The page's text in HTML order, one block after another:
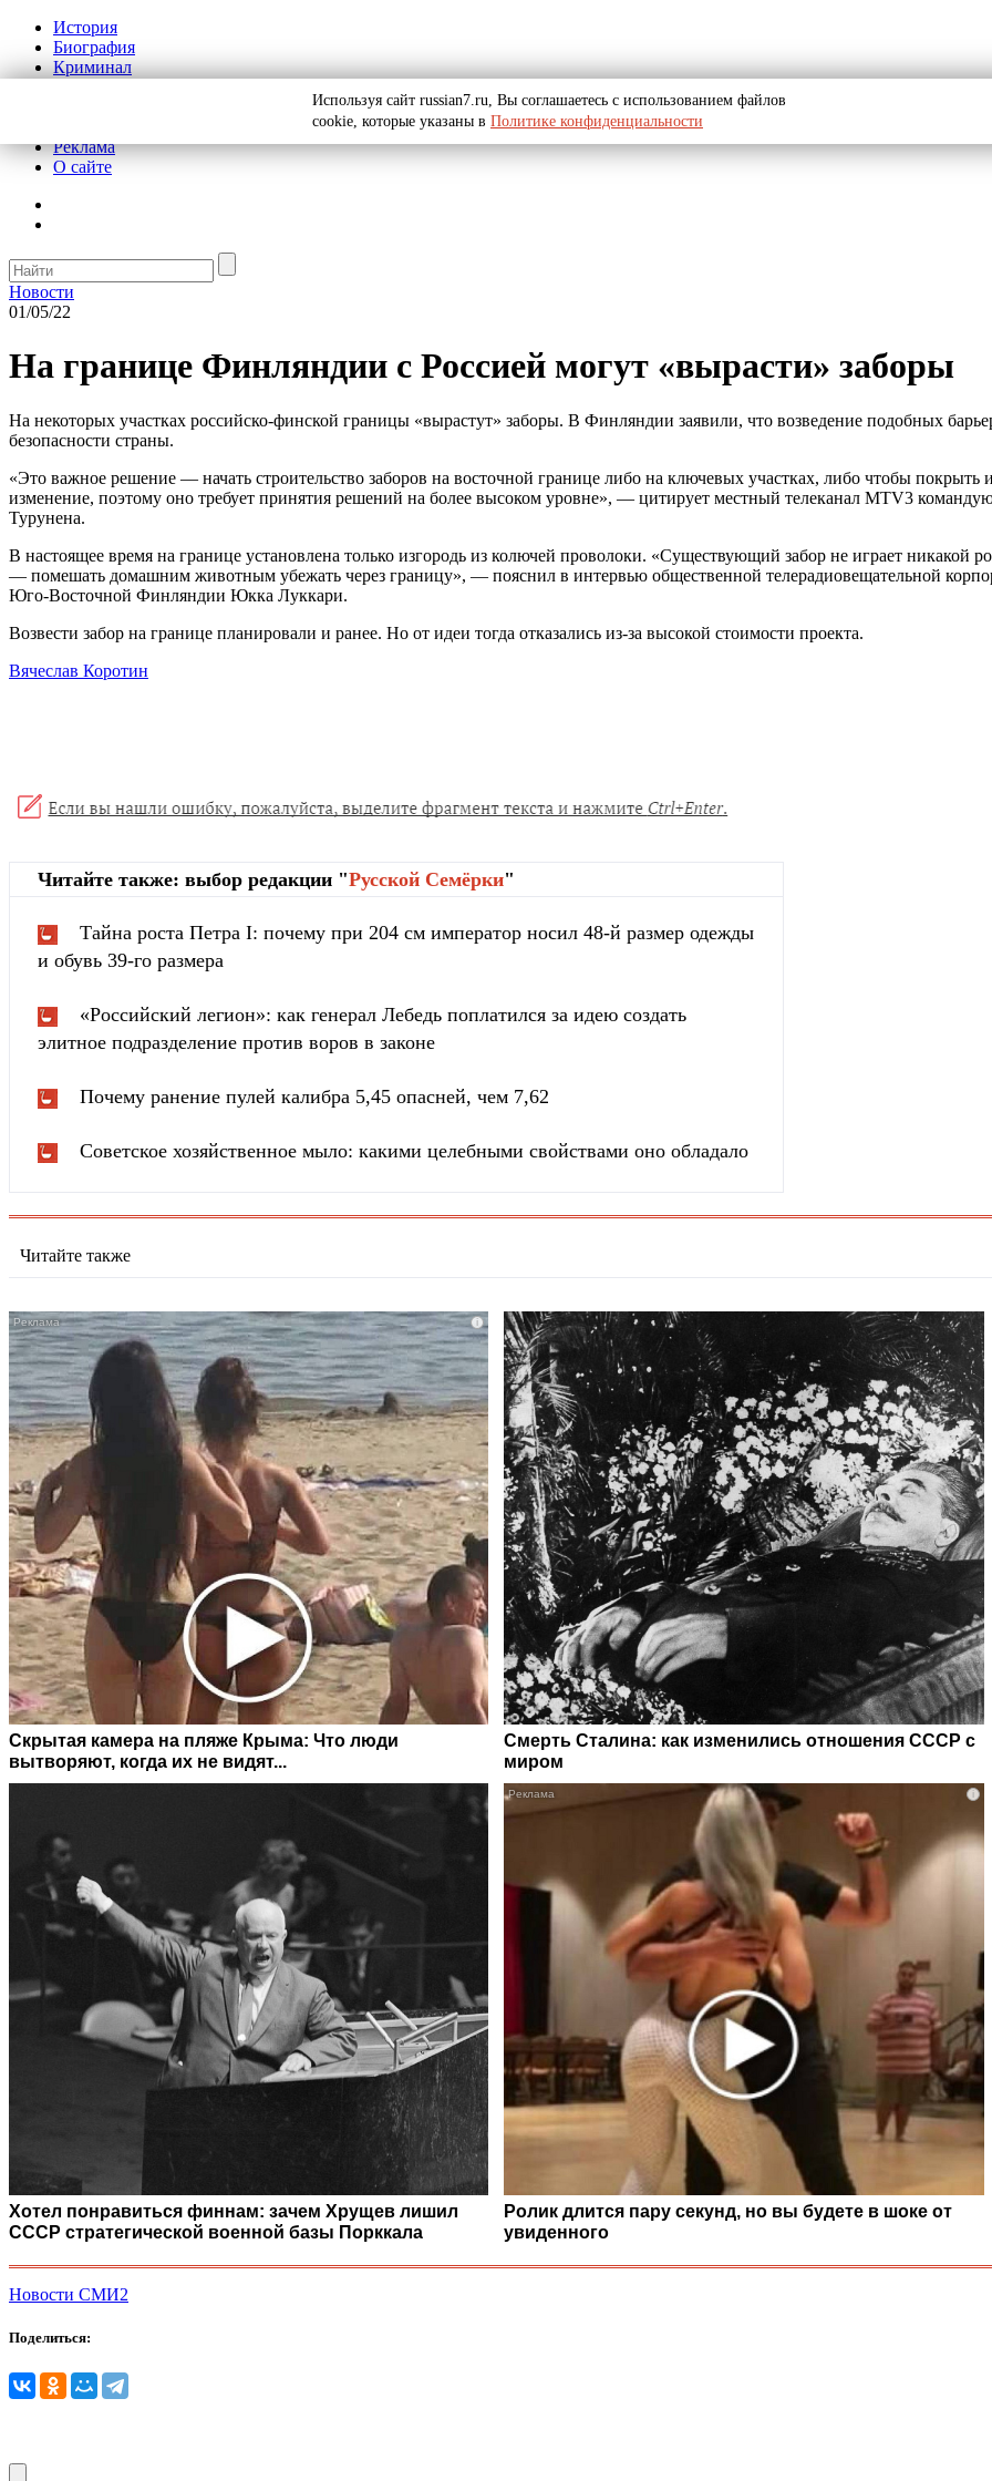
История
Биография
Криминал
Реклама
О сайте
Новости
01/05/22
На границе Финляндии с Россией могут «вырасти» заборы
На некоторых участках российско-финской границы «вырастут» заборы. В Финляндии заявили, что возведение подобных
безопасности страны.
«Это важное решение — начать строительство заборов на восточной границе либо на ключевых участках, либо чтобы
изменение, поэтому оно требует принятия решений на более высоком уровне», — цитирует местный телеканал MTV3
Турунена.
В настоящее время на границе установлена только изгородь из колючей проволоки. «Существующий забор не играет никакой
— помешать домашним животным убежать через границу», — пояснил в интервью общественной телерадиовещательной
Юго-Восточной Финляндии Юкка Луккари.
Возвести забор на границе планировали и ранее. Но от идеи тогда отказались из-за высокой стоимости проекта.
Вячеслав Коротин
Читайте также: выбор редакции "Русской Cемёрки"
Тайна роста Петра I: почему при 204 см император носил 48-й размер одежды
и обувь 39-го размера
«Российский легион»: как генерал Лебедь поплатился за идею создать
элитное подразделение против воров в законе
Почему ранение пулей калибра 5,45 опасней, чем 7,62
Советское хозяйственное мыло: какими целебными свойствами оно обладало
Читайте также
i
Скрытая камера на пляже Крыма: Что люди
вытворяют, когда их не видят...
Смерть Сталина: как изменились отношения СССР с
миром
Хотел понравиться финнам: зачем Хрущев лишил
СССР стратегической военной базы Порккала
i
Ролик длится пару секунд, но вы будете в шоке от
увиденного
Новости СМИ2
Поделиться:
Используя сайт russian7.ru, Вы соглашаетесь с использованием файлов
cookie, которые указаны в Политике конфиденциальности